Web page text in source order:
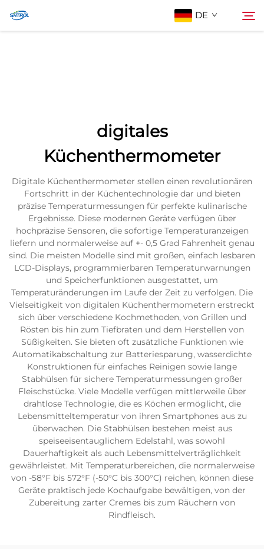
DE
Kontaktieren Sie uns
digitales
Küchenthermometer
Digitale Küchenthermometer stellen einen revolutionären
Fortschritt in der Küchentechnologie dar und bieten
präzise Temperaturmessungen für perfekte kulinarische
Ergebnisse. Diese modernen Geräte verfügen über
hochpräzise Sensoren, die sofortige Temperaturanzeigen
liefern und normalerweise auf +- 0,5 Grad Fahrenheit genau
sind. Die meisten Modelle sind mit großen, einfach lesbaren
LCD-Displays, programmierbaren Temperaturwarnungen
und Speicherfunktionen ausgestattet, um
Temperaturänderungen im Laufe der Zeit zu verfolgen. Die
Vielseitigkeit von digitalen Küchenthermometern erstreckt
sich über verschiedene Kochmethoden, von Grillen und
Rösten bis hin zum Tiefbraten und dem Herstellen von
Süßigkeiten. Sie bieten oft zusätzliche Funktionen wie
Automatikabschaltung zur Batteriesparung, wasserdichte
Konstruktionen für einfaches Reinigen sowie lange
Stabhülsen für sichere Temperaturmessungen großer
Fleischstücke. Viele Modelle verfügen mittlerweile über
drahtlose Technologie, die es Köchen ermöglicht, die
Lebensmitteltemperatur von ihren Smartphones aus zu
überwachen. Die Stabhülsen bestehen meist aus
speiseeisentauglichem Edelstahl, was sowohl
Dauerhaftigkeit als auch Lebensmittelverträglichkeit
gewährleistet. Mit Temperaturbereichen, die normalerweise
von -58°F bis 572°F (-50°C bis 300°C) reichen, können diese
Geräte praktisch jede Kochaufgabe bewältigen, von der
Zubereitung zarter Cremes bis zum Räuchern von
Rindfleisch.